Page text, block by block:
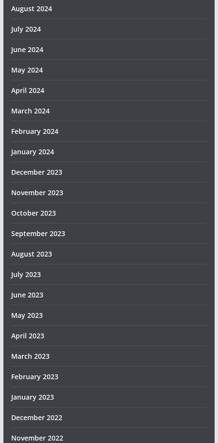
August 2024
July 2024
June 2024
May 2024
April 2024
March 2024
February 2024
January 2024
December 2023
November 2023
October 2023
September 2023
August 2023
July 2023
June 2023
May 2023
April 2023
March 2023
February 2023
January 2023
December 2022
November 2022